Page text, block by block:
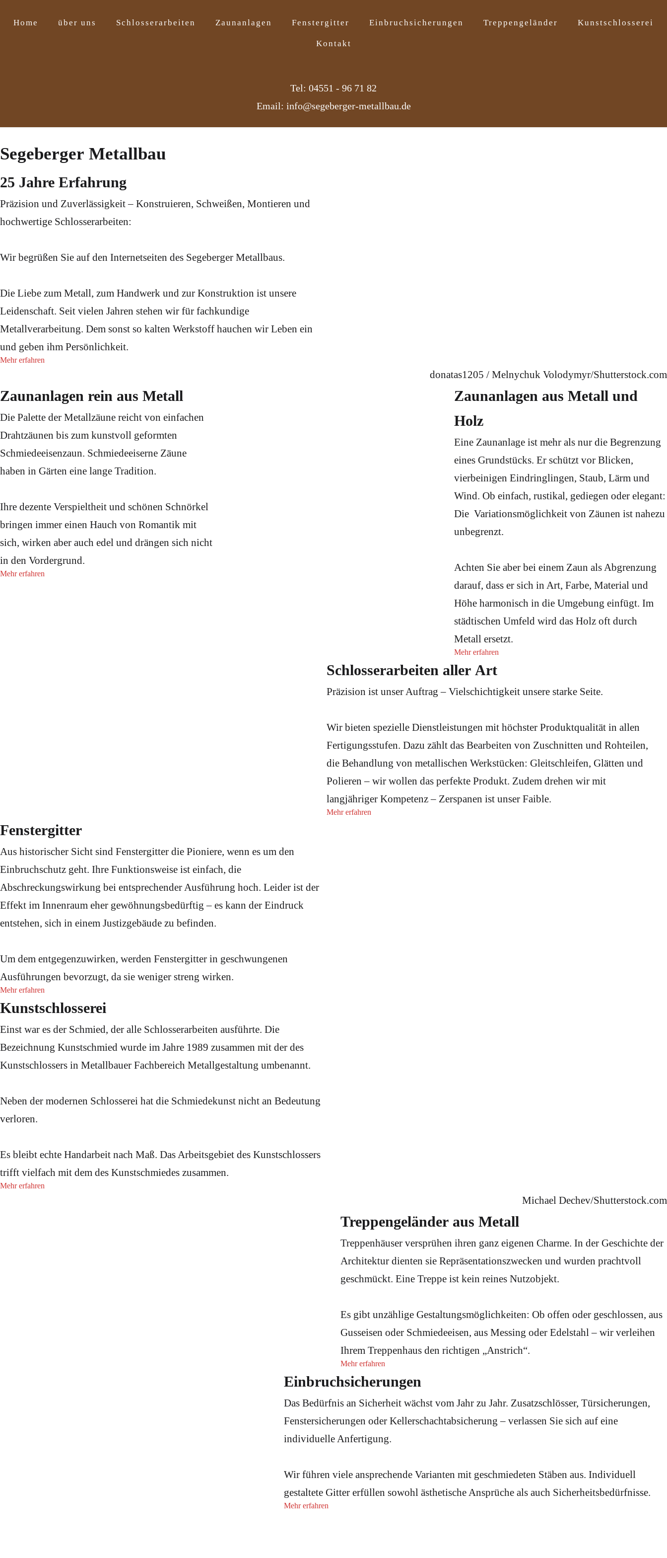
Home über uns Schlosserarbeiten Zaunanlagen Fenstergitter Einbruchsicherungen Treppengeländer Kunstschlosserei
Kontakt
Tel: 04551 - 96 71 82
Email: info@segeberger-metallbau.de
Segeberger Metallbau
25 Jahre Erfahrung
Präzision und Zuverlässigkeit – Konstruieren, Schweißen, Montieren und
hochwertige Schlosserarbeiten:
Wir begrüßen Sie auf den Internetseiten des Segeberger Metallbaus.
Die Liebe zum Metall, zum Handwerk und zur Konstruktion ist unsere
Leidenschaft. Seit vielen Jahren stehen wir für fachkundige
Metallverarbeitung. Dem sonst so kalten Werkstoff hauchen wir Leben ein
und geben ihm Persönlichkeit.
Mehr erfahren
donatas1205 / Melnychuk Volodymyr/Shutterstock.com
Zaunanlagen rein aus Metall
Die Palette der Metallzäune reicht von einfachen
Drahtzäunen bis zum kunstvoll geformten
Schmiedeeisenzaun. Schmiedeeiserne Zäune
haben in Gärten eine lange Tradition.
Ihre dezente Verspieltheit und schönen Schnörkel
bringen immer einen Hauch von Romantik mit
sich, wirken aber auch edel und drängen sich nicht
in den Vordergrund.
Mehr erfahren
Zaunanlagen aus Metall und
Holz
Eine Zaunanlage ist mehr als nur die Begrenzung
eines Grundstücks. Er schützt vor Blicken,
vierbeinigen Eindringlingen, Staub, Lärm und
Wind. Ob einfach, rustikal, gediegen oder elegant:
Die Variationsmöglichkeit von Zäunen ist nahezu
unbegrenzt.
Achten Sie aber bei einem Zaun als Abgrenzung
darauf, dass er sich in Art, Farbe, Material und
Höhe harmonisch in die Umgebung einfügt. Im
städtischen Umfeld wird das Holz oft durch
Metall ersetzt.
Mehr erfahren
Schlosserarbeiten aller Art
Präzision ist unser Auftrag – Vielschichtigkeit unsere starke Seite.
Wir bieten spezielle Dienstleistungen mit höchster Produktqualität in allen
Fertigungsstufen. Dazu zählt das Bearbeiten von Zuschnitten und Rohteilen,
die Behandlung von metallischen Werkstücken: Gleitschleifen, Glätten und
Polieren – wir wollen das perfekte Produkt. Zudem drehen wir mit
langjähriger Kompetenz – Zerspanen ist unser Faible.
Mehr erfahren
Fenstergitter
Aus historischer Sicht sind Fenstergitter die Pioniere, wenn es um den
Einbruchschutz geht. Ihre Funktionsweise ist einfach, die
Abschreckungswirkung bei entsprechender Ausführung hoch. Leider ist der
Effekt im Innenraum eher gewöhnungsbedürftig – es kann der Eindruck
entstehen, sich in einem Justizgebäude zu befinden.
Um dem entgegenzuwirken, werden Fenstergitter in geschwungenen
Ausführungen bevorzugt, da sie weniger streng wirken.
Mehr erfahren
Kunstschlosserei
Einst war es der Schmied, der alle Schlosserarbeiten ausführte. Die
Bezeichnung Kunstschmied wurde im Jahre 1989 zusammen mit der des
Kunstschlossers in Metallbauer Fachbereich Metallgestaltung umbenannt.
Neben der modernen Schlosserei hat die Schmiedekunst nicht an Bedeutung
verloren.
Es bleibt echte Handarbeit nach Maß. Das Arbeitsgebiet des Kunstschlossers
trifft vielfach mit dem des Kunstschmiedes zusammen.
Mehr erfahren
Michael Dechev/Shutterstock.com
Treppengeländer aus Metall
Treppenhäuser versprühen ihren ganz eigenen Charme. In der Geschichte der
Architektur dienten sie Repräsentationszwecken und wurden prachtvoll
geschmückt. Eine Treppe ist kein reines Nutzobjekt.
Es gibt unzählige Gestaltungsmöglichkeiten: Ob offen oder geschlossen, aus
Gusseisen oder Schmiedeeisen, aus Messing oder Edelstahl – wir verleihen
Ihrem Treppenhaus den richtigen „Anstrich“.
Mehr erfahren
Einbruchsicherungen
Das Bedürfnis an Sicherheit wächst vom Jahr zu Jahr. Zusatzschlösser, Türsicherungen,
Fenstersicherungen oder Kellerschachtabsicherung – verlassen Sie sich auf eine
individuelle Anfertigung.
Wir führen viele ansprechende Varianten mit geschmiedeten Stäben aus. Individuell
gestaltete Gitter erfüllen sowohl ästhetische Ansprüche als auch Sicherheitsbedürfnisse.
Mehr erfahren